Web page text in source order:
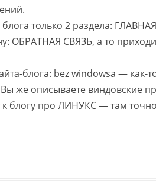
только 2 раздела:
ОБРАТНАЯ СВЯЗЬ, а то
блога: bez windowsa — как-
же описываете виндовские
блогу про ЛИНУКС — там